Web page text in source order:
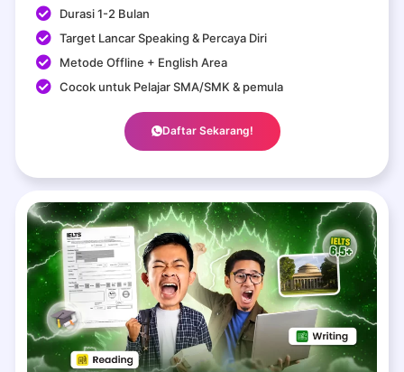
Durasi 1-2 Bulan
Target Lancar Speaking & Percaya Diri
Metode Offline + English Area
Cocok untuk Pelajar SMA/SMK & pemula
Daftar Sekarang!